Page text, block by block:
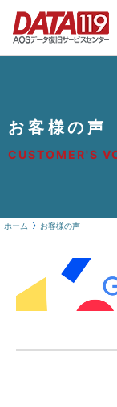
お客様の声
CUSTOMER'S
ホーム お客様の声